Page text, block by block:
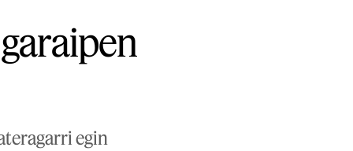
egin